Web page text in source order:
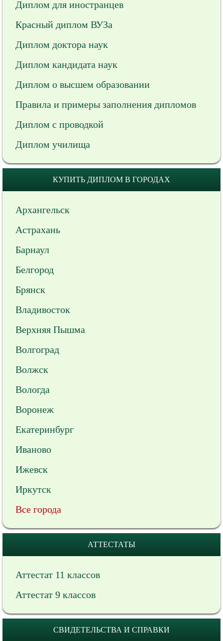
Диплом для иностранцев
Красный диплом ВУЗа
Диплом доктора наук
Диплом кандидата наук
Диплом о высшем образовании
Правила и примеры заполнения дипломов
Диплом с проводкой
Диплом училища
КУПИТЬ ДИПЛОМ В ГОРОДАХ
Архангельск
Астрахань
Барнаул
Белгород
Брянск
Владивосток
Верхняя Пышма
Волгоград
Волжск
Вологда
Воронеж
Екатеринбург
Иваново
Ижевск
Иркутск
Все города
АТТЕСТАТЫ
Аттестат 11 классов
Аттестат 9 классов
СВИДЕТЕЛЬСТВА И СПРАВКИ